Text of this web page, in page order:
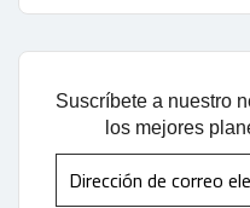
Suscríbete a nuestro
los mejores